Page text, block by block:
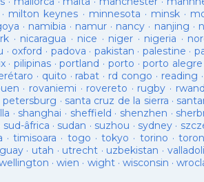
· milton keynes · minnesota · minsk·
· namibia · namur · nancy · nanjing ·
· nicaragua · nice · niger · nigeria ·
· oxford · padova · pakistan · palestine ·
·pilipinas ·portland · porto ·porto alegre
· quito · rabat · rd congo · reading ·
· rovaniemi · rovereto · rugby ·
petersburg · santa cruz de la sierra ·
· shanghai · sheffield · shenzhen ·
sud-âfrica · sudan · suzhou · sydney ·
·timisoara · togo ·tokyo · torino ·
· utah · utrecht · uzbekistan ·
·wien · wight·wisconsin ·